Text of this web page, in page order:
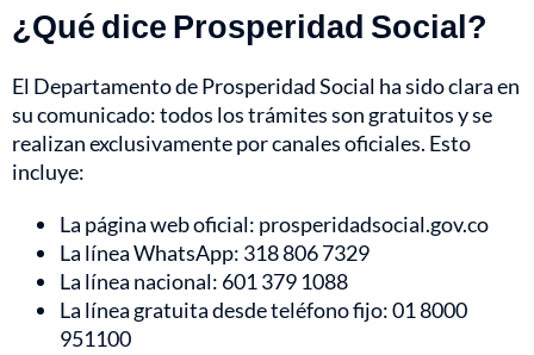
¿Qué dice Prosperidad Social?
El Departamento de Prosperidad Social ha sido clara en
su comunicado: todos los trámites son gratuitos y se
realizan exclusivamente por canales oficiales. Esto
incluye:
La página web oficial: prosperidadsocial.gov.co
La línea WhatsApp: 318 806 7329
La línea nacional: 601 379 1088
La línea gratuita desde teléfono fijo: 01 8000
951100